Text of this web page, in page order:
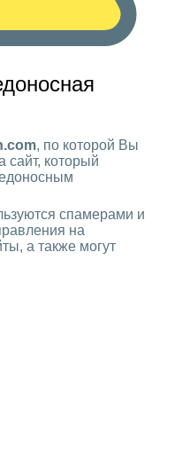
, по которой Вы
сайт, который
спамерами и
на
а также могут